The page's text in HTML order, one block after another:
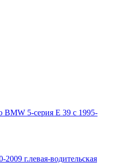
5-серия Е 39 с 1995-
г.левая-водительская